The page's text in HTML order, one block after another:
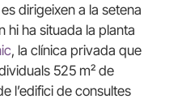
dirigeixen a la setena
hi ha situada la planta
, la clínica privada que
525 m² de
l’edifici de consultes